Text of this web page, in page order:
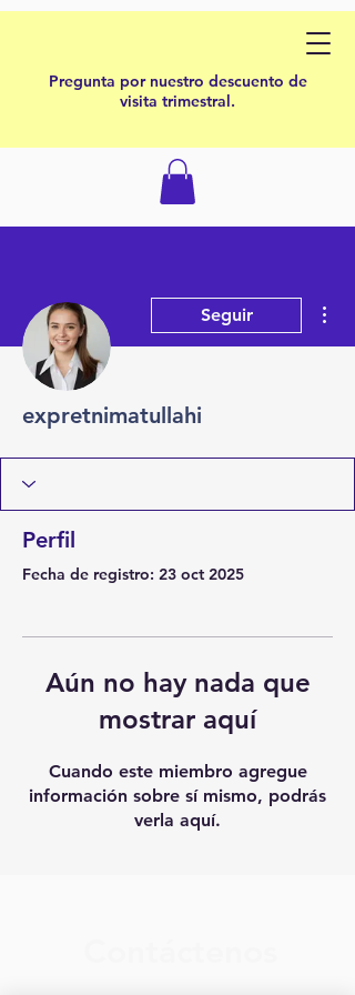
Pregunta por nuestro descuento de
visita trimestral.
Seguir
expretnimatullahi
Perfil
Fecha de registro: 23 oct 2025
Aún no hay nada que
mostrar aquí
Cuando este miembro agregue
información sobre sí mismo, podrás
verla aquí.